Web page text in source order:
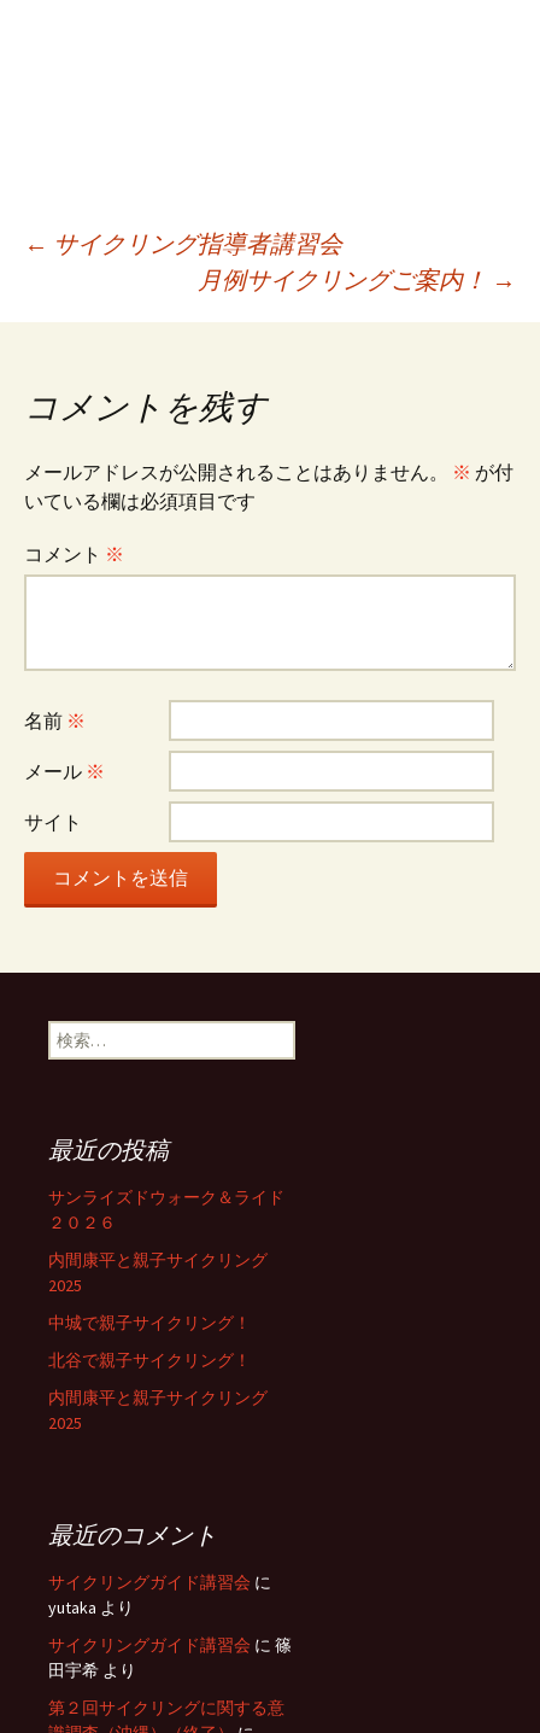
投
稿
ナ
ビ
ゲ
シ
ョ
ン
← サイクリング指導者講習会
月例サイクリングご案内！ →
コメントを残す
メールアドレスが公開されることはありません。 ※ が付
いている欄は必須項目です
コメント ※
名前 ※
メール ※
サイト
検
索:
最近の投稿
サンライズドウォーク＆ライド
２０２６
内間康平と親子サイクリング
2025
中城で親子サイクリング！
北谷で親子サイクリング！
内間康平と親子サイクリング
2025
最近のコメント
サイクリングガイド講習会 に
yutaka より
サイクリングガイド講習会 に 篠
田宇希 より
第２回サイクリングに関する意